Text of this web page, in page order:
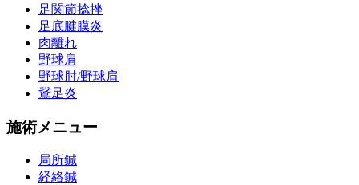
足関節捻挫
足底腱膜炎
肉離れ
野球肩
野球肘/野球肩
鵞足炎
施術メニュー
局所鍼
経絡鍼